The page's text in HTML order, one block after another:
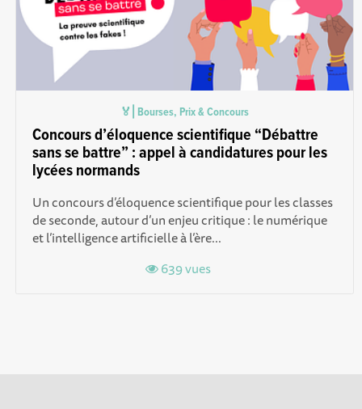
🏅⎜Bourses, Prix & Concours
Concours d’éloquence scientifique “Débattre
sans se battre” : appel à candidatures pour les
lycées normands
Un concours d’éloquence scientifique pour les classes
de seconde, autour d’un enjeu critique : le numérique
et l’intelligence artificielle à l’ère...
639 vues